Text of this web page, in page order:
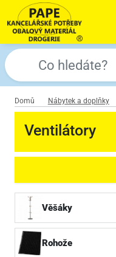
Domů Nábytek a doplňky
Ventilátory
Věšáky
Rohože